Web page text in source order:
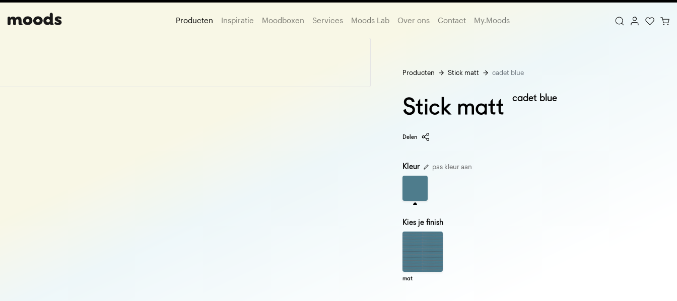
Producten Inspiratie Moodboxen Services Moods Lab Over ons Contact My.Moods
Producten Stick matt cadet blue
Stick matt cadet blue
Delen
Kleur pas kleur aan
Kies je finish
mat